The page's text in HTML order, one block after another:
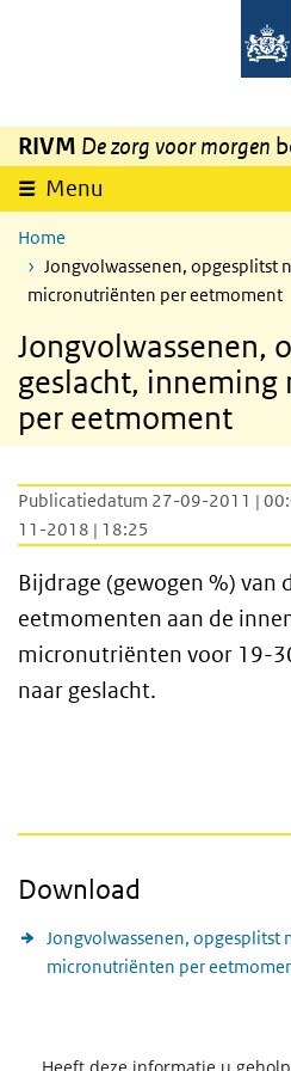
Overslaan en naar de inhoud gaan
RIVM De zorg voor morgen
Menu
Home
Jongvolwassenen, opgesplitst
micronutriënten per eetmoment
Jongvolwassenen,
geslacht,
per eetmoment
Publicatiedatum 27-09-2011 |
11-2018 | 18:25
Bijdrage (gewogen %) van
eetmomenten aan de
micronutriënten voor 19-
naar geslacht.
Download
Jongvolwassenen, opgesplitst
micronutriënten per